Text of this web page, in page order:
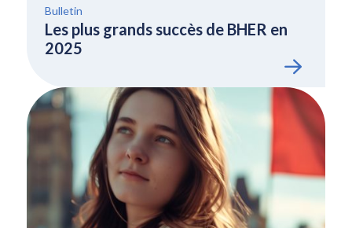
Bulletin
Les plus grands succès de BHER en
2025